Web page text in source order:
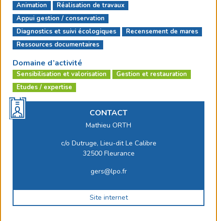
Animation
Réalisation de travaux
Appui gestion / conservation
Diagnostics et suivi écologiques
Recensement de mares
Ressources documentaires
Domaine d’activité
Sensibilisation et valorisation
Gestion et restauration
Etudes / expertise
CONTACT
Mathieu ORTH
c/o Dutruge, Lieu-dit Le Calibre
32500 Fleurance
gers@lpo.fr
Site internet